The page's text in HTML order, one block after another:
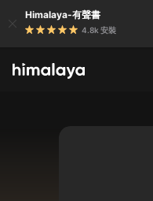
Himalaya-有聲書
4.8k 安裝